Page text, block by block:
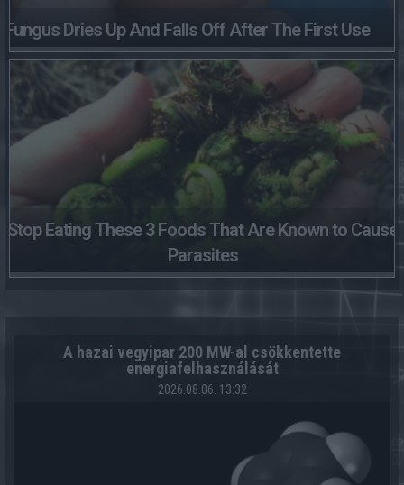
Fungus Dries Up And Falls Off After The First Use
Stop Eating These 3 Foods That Are Known to Cause
Parasites
A hazai vegyipar 200 MW-al csökkentette
energiafelhasználását
2026.08.06. 13:32